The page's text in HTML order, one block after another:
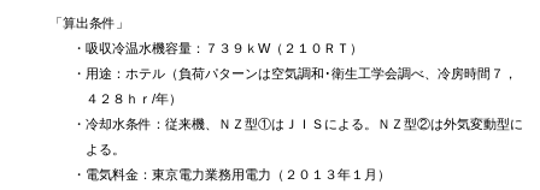
「算出条件」
・ 吸収冷温水機容量：７３９ｋW（２１０ＲＴ）
・ 用途：ホテル（負荷パターンは空気調和･衛生工学会調べ、冷房時間７，
４２８ｈｒ/年）
・ 冷却水条件：従来機、ＮＺ型①はＪＩＳによる。ＮＺ型②は外気変動型に
よる。
・ 電気料金：東京電力業務用電力（２０１３年１月）